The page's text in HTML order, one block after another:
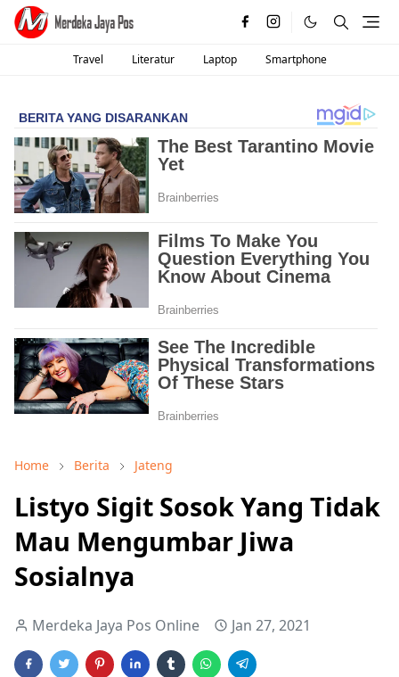
Travel Literatur Laptop Smartphone
Home Berita Jateng
Listyo Sigit Sosok Yang Tidak
Mau Mengumbar Jiwa
Sosialnya
Merdeka Jaya Pos Online Jan 27, 2021